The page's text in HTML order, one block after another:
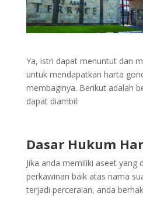
Ya, istri dapat menuntut dan
untuk mendapatkan harta
membaginya. Berikut adalah
dapat diambil:
Dasar Hukum
Jika anda memiliki aseet yang
perkawinan baik atas nama
terjadi perceraian, anda